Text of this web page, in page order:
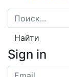
Найти
Sign in